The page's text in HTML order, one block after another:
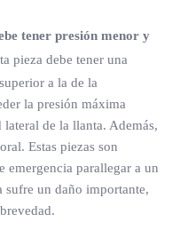
tener presión menor y
pieza debe tener una
a la de la
la presión máxima
de la llanta. Además,
Estas piezas son
emergencia parallegar a un
sufre un daño importante,